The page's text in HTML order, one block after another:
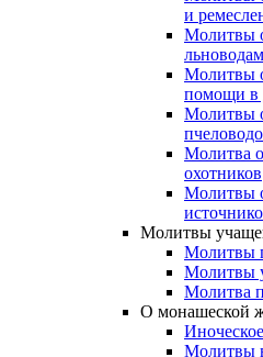
и
Молитвы
льноводам
Молитвы
помощи в
Молитвы
Молитва
охотников
Молитвы
Молитвы
Молитвы
Молитвы
Молитва
О монашеской
Молитвы